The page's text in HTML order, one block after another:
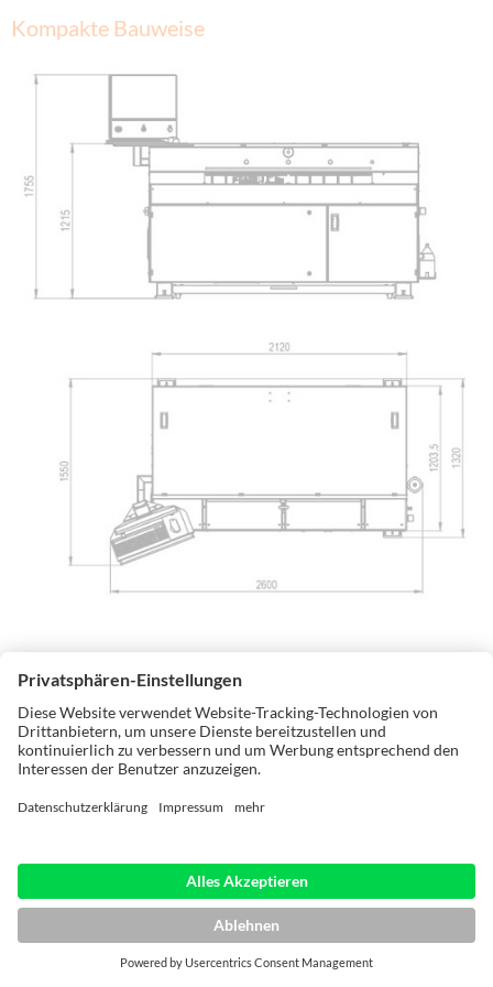
Kompakte Bauweise
Kompakt in jederlei Hinsicht. Alle Aggregate und Vorratsbehälter
sind voll in der Maschine integriert. Mit nur 4 m³ Aufstellmaß und
einer extrem niedrigen Bauhöhe von 1755 mm (2095 mm bei offener
Haube) passt die POWER-PIN in jede Werkstatt. Zusätzlich bietet der
Maschinendeckel einen praktischen Ablageort für zu fertigenden
frei im Raum stehend oder an die Wand gestellt, hängt ganz von
Wartungshaube leicht zugänglich für Werkzeugwechsel und